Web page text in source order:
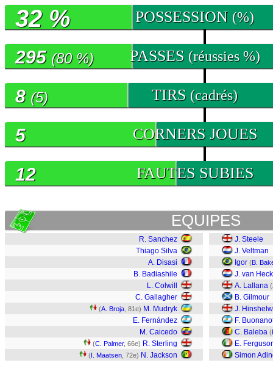
POSSESSION (%)
32 %
PASSES (réussies %)
295 (80 %)
TIRS (cadrés)
8 (5)
CORNERS JOUES
5
FAUTES SUBIES
12
EQUIPES
R. Sanchez
Thiago Silva
A. Disasi
B. Badiashile
L. Colwill
C. Gallagher
(A. Broja , 81e) M. Mudryk
E. Fernández
M. Caicedo
(C. Palmer, 66e) R. Sterling
(I. Maatsen , 72e) N. Jackson
J. Steele
J. Veltman
Igor (B.
J. van
A. Lallana (
B. Gilmour
J.
F.
C. Baleba (
E.
Simon